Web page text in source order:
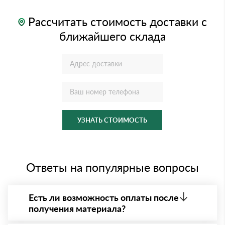
Рассчитать стоимость доставки с
ближайшего склада
УЗНАТЬ СТОИМОСТЬ
Ответы на популярные вопросы
Есть ли возможность оплаты после
получения материала?